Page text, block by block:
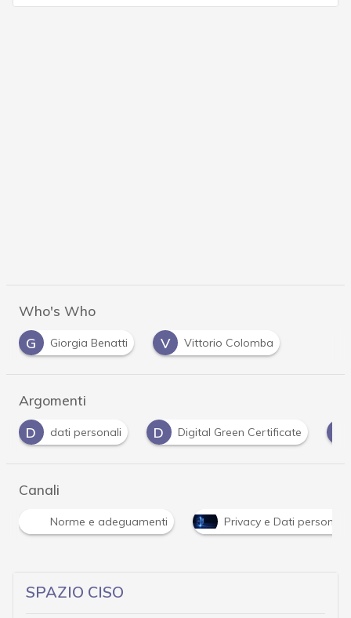
Who's Who
G
Giorgia Benatti V Vittorio Colomba
Argomenti
D
dati personali D Digital Green Certificate
Canali
Norme e adeguamenti Privacy e Dati personali
SPAZIO CISO